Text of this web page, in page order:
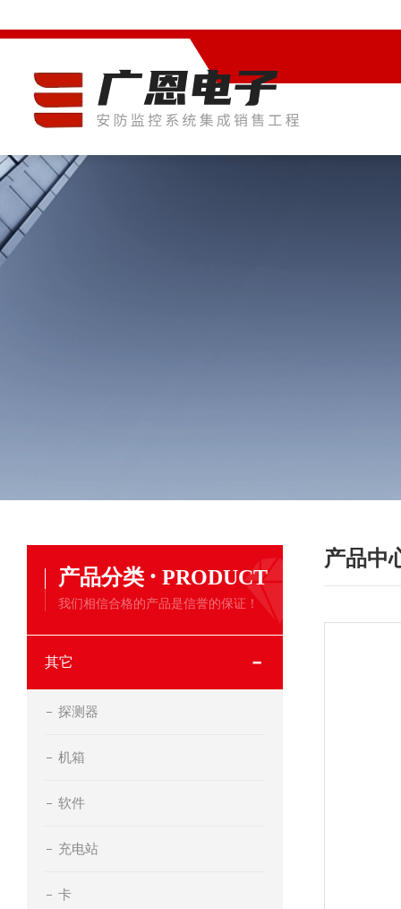
产品分类 · PRODUCT
我们相信合格的产品是信誉的保证！
其它
探测器
机箱
软件
充电站
卡
产品中